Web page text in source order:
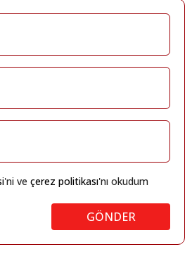
'ni ve çerez politikası'nı okudum
GÖNDER